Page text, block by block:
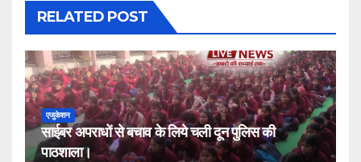
RELATED POST
एजुकेशन
साईबर अपराधों से बचाव के लिये चली दून पुलिस की
पाठशाला।